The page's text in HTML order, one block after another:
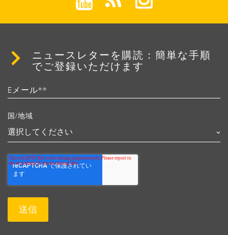
ニュースレターを購読：簡単な手順
でご登録いただけます
国/地域